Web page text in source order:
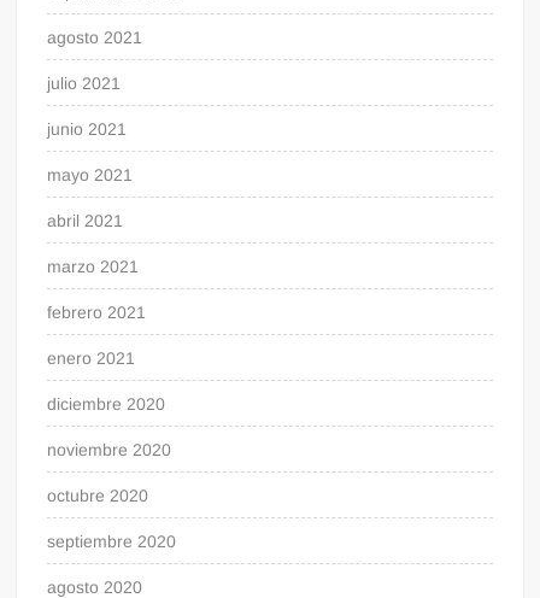
agosto 2021
julio 2021
junio 2021
mayo 2021
abril 2021
marzo 2021
febrero 2021
enero 2021
diciembre 2020
noviembre 2020
octubre 2020
septiembre 2020
agosto 2020